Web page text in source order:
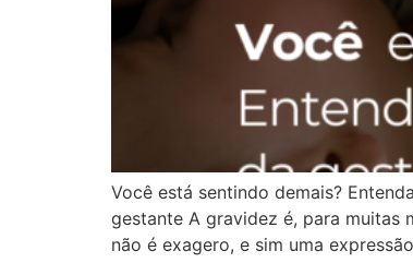
Você está sentindo demais?
gestante A gravidez é, para muitas
não é exagero, e sim uma